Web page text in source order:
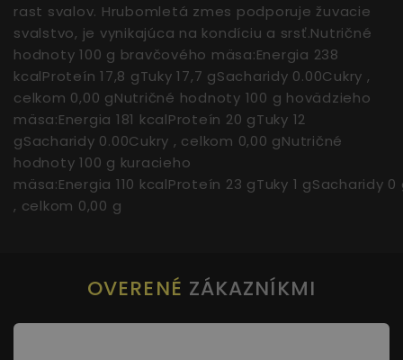
rast svalov. Hrubomletá zmes podporuje žuvacie
svalstvo, je vynikajúca na kondíciu a srsť.Nutričné
hodnoty 100 g bravčového mäsa:Energia 238
kcalProteín 17,8 gTuky 17,7 gSacharidy 0.00Cukry ,
celkom 0,00 gNutričné hodnoty 100 g hovädzieho
mäsa:Energia 181 kcalProteín 20 gTuky 12
gSacharidy 0.00Cukry , celkom 0,00 gNutričné
hodnoty 100 g kuracieho
mäsa:Energia 110 kcalProteín 23 gTuky 1 gSacharidy 0
, celkom 0,00 g
OVERENÉ ZÁKAZNÍKMI